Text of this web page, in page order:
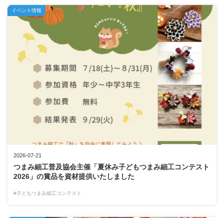
2026-07-21
つまみ細工普及協会主催「夏休み子どもつまみ細工コンテスト
2026」の賞品を資材提供いたしました
#子どもつまみ細工コンテスト
イベント情報